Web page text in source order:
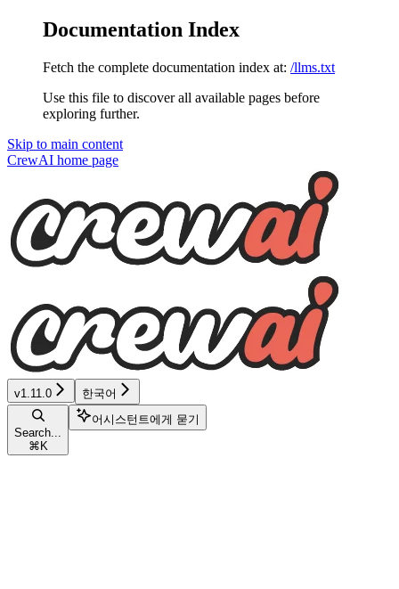
Documentation Index
Fetch the complete documentation index at: /llms.txt
Use this file to discover all available pages before
exploring further.
Skip to main content
CrewAI home page
v1.11.0 한국어
Search...
⌘ K
어시스턴트에게 묻기